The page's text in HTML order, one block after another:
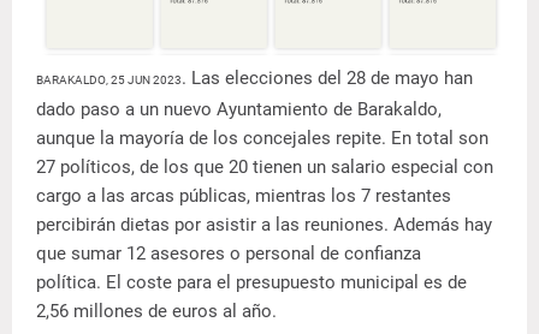
BARAKALDO, 25 JUN 2023. Las elecciones del 28 de mayo han
dado paso a un nuevo Ayuntamiento de Barakaldo,
aunque la mayoría de los concejales repite. En total son
27 políticos, de los que 20 tienen un salario especial con
cargo a las arcas públicas, mientras los 7 restantes
percibirán dietas por asistir a las reuniones. Además hay
que sumar 12 asesores o personal de confianza
política. El coste para el presupuesto municipal es de
2,56 millones de euros al año.